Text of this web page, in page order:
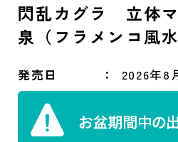
閃乱カグラ 立体
泉（フラメンコ風水
発売日 2026年8